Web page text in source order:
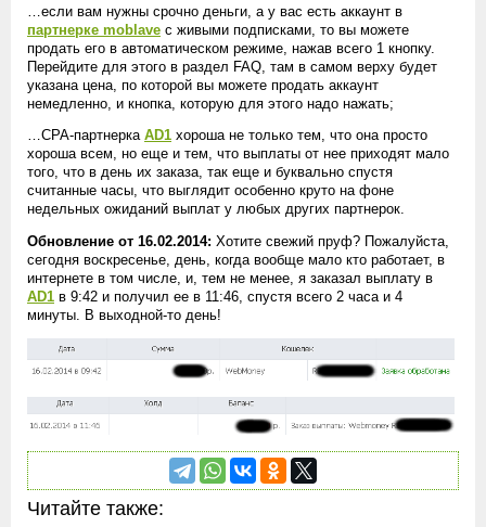
…если вам нужны срочно деньги, а у вас есть аккаунт в
партнерке moblave с живыми подписками, то вы можете
продать его в автоматическом режиме, нажав всего 1 кнопку.
Перейдите для этого в раздел FAQ, там в самом верху будет
указана цена, по которой вы можете продать аккаунт
немедленно, и кнопка, которую для этого надо нажать;
…CPA-партнерка AD1 хороша не только тем, что она просто
хороша всем, но еще и тем, что выплаты от нее приходят мало
того, что в день их заказа, так еще и буквально спустя
считанные часы, что выглядит особенно круто на фоне
недельных ожиданий выплат у любых других партнерок.
Обновление от 16.02.2014: Хотите свежий пруф? Пожалуйста,
сегодня воскресенье, день, когда вообще мало кто работает, в
интернете в том числе, и, тем не менее, я заказал выплату в
AD1 в 9:42 и получил ее в 11:46, спустя всего 2 часа и 4
минуты. В выходной-то день!
Читайте также: